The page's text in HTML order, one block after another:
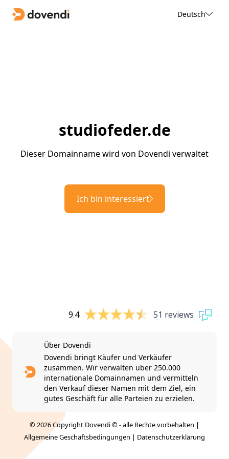
Deutsch
studiofeder.de
Dieser Domainname wird von Dovendi verwaltet
Ich bin interessiert
9.4 51 reviews
Über Dovendi
Dovendi bringt Käufer und Verkäufer
zusammen. Wir verwalten über 250.000
internationale Domainnamen und vermitteln
den Verkauf dieser Namen mit dem Ziel, ein
gutes Geschäft für alle Parteien zu erzielen.
© 2026 Copyright Dovendi © - alle Rechte vorbehalten |
Allgemeine Geschäftsbedingungen | Datenschutzerklärung